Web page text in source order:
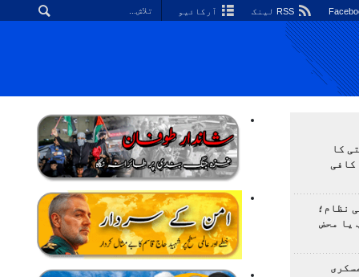
آرکائیو
کا
کافی
نظام؛
یا محض